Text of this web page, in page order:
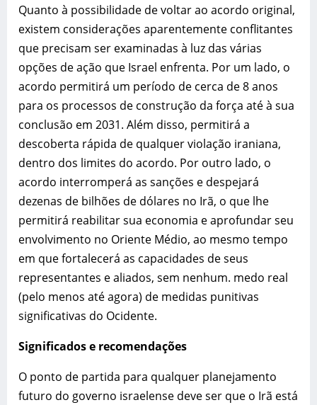
Quanto à possibilidade de voltar ao acordo original,
existem considerações aparentemente conflitantes
que precisam ser examinadas à luz das várias
opções de ação que Israel enfrenta. Por um lado, o
acordo permitirá um período de cerca de 8 anos
para os processos de construção da força até à sua
conclusão em 2031. Além disso, permitirá a
descoberta rápida de qualquer violação iraniana,
dentro dos limites do acordo. Por outro lado, o
acordo interromperá as sanções e despejará
dezenas de bilhões de dólares no Irã, o que lhe
permitirá reabilitar sua economia e aprofundar seu
envolvimento no Oriente Médio, ao mesmo tempo
em que fortalecerá as capacidades de seus
representantes e aliados, sem nenhum. medo real
(pelo menos até agora) de medidas punitivas
significativas do Ocidente.
Significados e recomendações
O ponto de partida para qualquer planejamento
futuro do governo israelense deve ser que o Irã está